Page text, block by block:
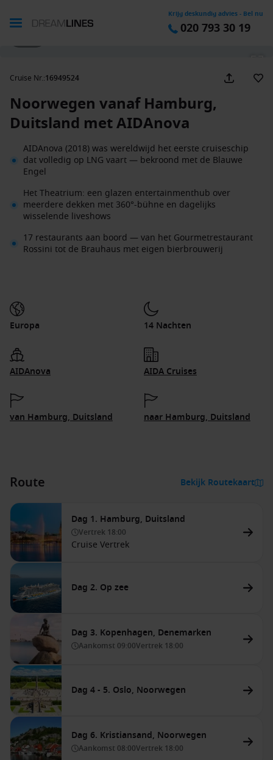
Krijg deskundig advies - Bel nu
020 793 30 19
Cruise Nr.:16949524
Noorwegen vanaf Hamburg,
Duitsland met AIDAnova
AIDAnova (2018) was wereldwijd het eerste cruiseschip
dat volledig op LNG vaart — bekroond met de Blauwe
Engel
Het Theatrium: een glazen entertainmenthub over
meerdere dekken met 360°-bühne en dagelijks
wisselende liveshows
17 restaurants aan boord — van het Gourmetrestaurant
Rossini tot de Brauhaus met eigen bierbrouwerij
Europa 14 Nachten
AIDAnova AIDA Cruises
van Hamburg, Duitsland naar Hamburg, Duitsland
Route Bekijk Routekaart
Dag 1. Hamburg, Duitsland
Vertrek 18:00
Cruise Vertrek
Dag 2. Op zee
Dag 3. Kopenhagen, Denemarken
Aankomst 09:00Vertrek 18:00
Dag 4 - 5. Oslo, Noorwegen
Dag 6. Kristiansand, Noorwegen
Aankomst 08:00Vertrek 18:00